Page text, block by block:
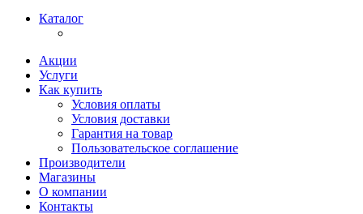
Каталог
Акции
Услуги
Как купить
Условия оплаты
Условия доставки
Гарантия на товар
Пользовательское соглашение
Производители
Магазины
О компании
Контакты